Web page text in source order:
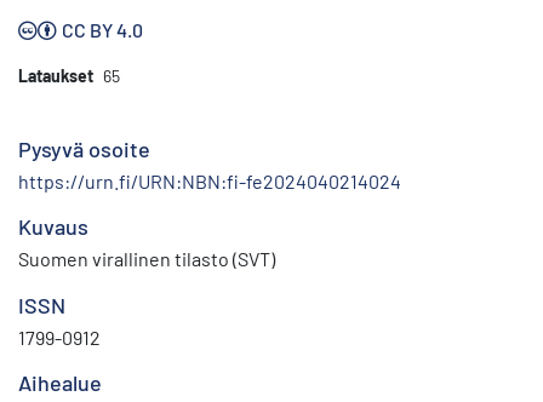
CC BY 4.0
Lataukset 65
Pysyvä osoite
https://urn.fi/URN:NBN:fi-fe2024040214024
Kuvaus
Suomen virallinen tilasto (SVT)
ISSN
1799-0912
Aihealue